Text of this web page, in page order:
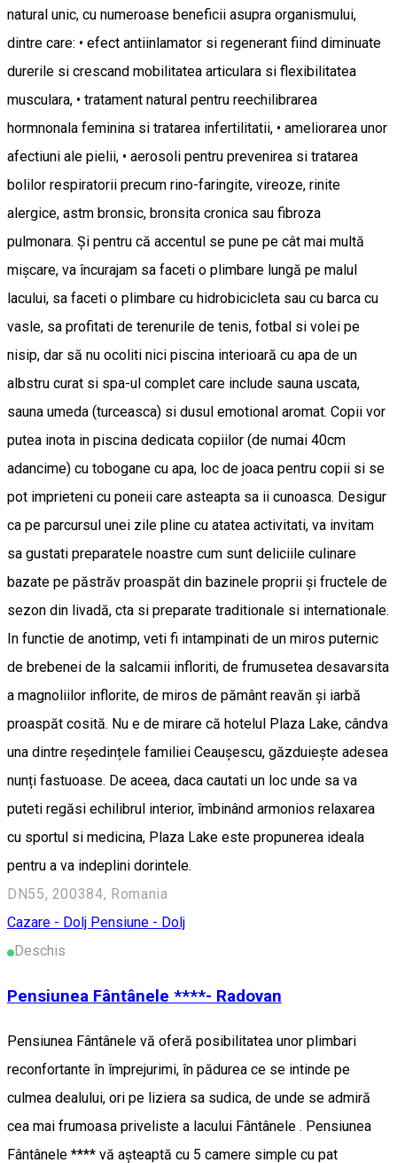
natural unic, cu numeroase beneficii asupra organismului,
dintre care: • efect antiinlamator si regenerant fiind diminuate
durerile si crescand mobilitatea articulara si flexibilitatea
musculara, • tratament natural pentru reechilibrarea
hormnonala feminina si tratarea infertilitatii, • ameliorarea unor
afectiuni ale pielii, • aerosoli pentru prevenirea si tratarea
bolilor respiratorii precum rino-faringite, vireoze, rinite
alergice, astm bronsic, bronsita cronica sau fibroza
pulmonara. Și pentru că accentul se pune pe cât mai multă
mișcare, va încurajam sa faceti o plimbare lungă pe malul
lacului, sa faceti o plimbare cu hidrobicicleta sau cu barca cu
vasle, sa profitati de terenurile de tenis, fotbal si volei pe
nisip, dar să nu ocoliti nici piscina interioară cu apa de un
albstru curat si spa-ul complet care include sauna uscata,
sauna umeda (turceasca) si dusul emotional aromat. Copii vor
putea inota in piscina dedicata copiilor (de numai 40cm
adancime) cu tobogane cu apa, loc de joaca pentru copii si se
pot imprieteni cu poneii care asteapta sa ii cunoasca. Desigur
ca pe parcursul unei zile pline cu atatea activitati, va invitam
sa gustati preparatele noastre cum sunt deliciile culinare
bazate pe păstrăv proaspăt din bazinele proprii și fructele de
sezon din livadă, cta si preparate traditionale si internationale.
In functie de anotimp, veti fi intampinati de un miros puternic
de brebenei de la salcamii infloriti, de frumusetea desavarsita
a magnoliilor inflorite, de miros de pământ reavăn și iarbă
proaspăt cosită. Nu e de mirare că hotelul Plaza Lake, cândva
una dintre reședințele familiei Ceaușescu, găzduiește adesea
nunți fastuoase. De aceea, daca cautati un loc unde sa va
puteti regăsi echilibrul interior, îmbinând armonios relaxarea
cu sportul si medicina, Plaza Lake este propunerea ideala
pentru a va indeplini dorintele.
DN55, 200384, Romania
Cazare - Dolj Pensiune - Dolj
Deschis
Pensiunea Fântânele ****- Radovan
Pensiunea Fântânele vă oferă posibilitatea unor plimbari
reconfortante în împrejurimi, în pădurea ce se intinde pe
culmea dealului, ori pe liziera sa sudica, de unde se admiră
cea mai frumoasa priveliste a lacului Fântânele . Pensiunea
Fântânele **** vă aşteaptă cu 5 camere simple cu pat